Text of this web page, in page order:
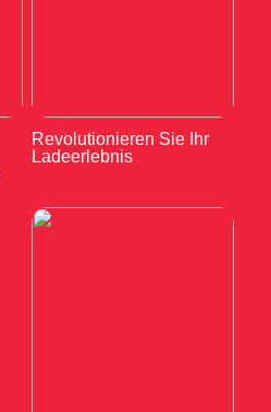
Revolutionieren Sie Ihr
Ladeerlebnis